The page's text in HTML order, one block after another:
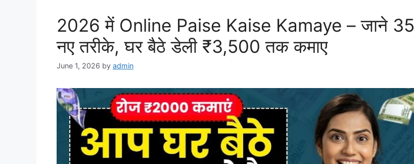
2026 में Online Paise Kaise Kamaye – जाने 35
नए तरीके, घर बैठे डेली ₹3,500 तक कमाए
June 1, 2026 by admin